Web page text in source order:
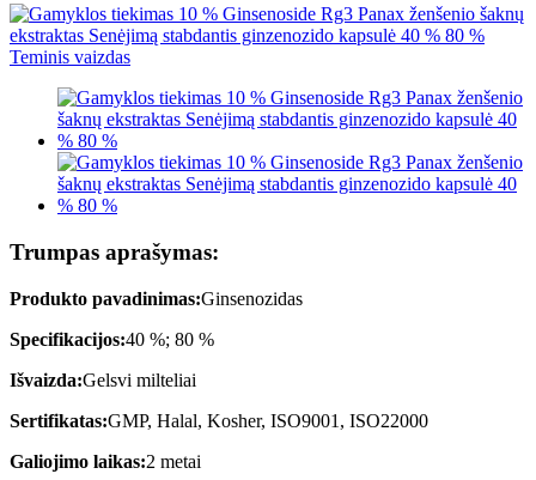
Trumpas aprašymas:
Produkto pavadinimas:Ginsenozidas
Specifikacijos:40 %; 80 %
Išvaizda:Gelsvi milteliai
Sertifikatas:GMP, Halal, Kosher, ISO9001, ISO22000
Galiojimo laikas:2 metai